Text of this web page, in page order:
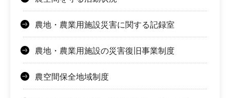
農地・農業用施設災害に関する記録室
農地・農業用施設の災害復旧事業制度
農空間保全地域制度